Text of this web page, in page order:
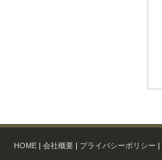
HOME | 会社概要 | プライバシーポリシー |